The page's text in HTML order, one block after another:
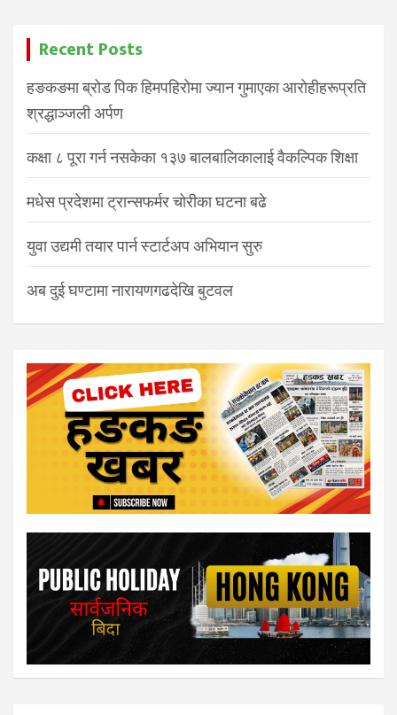
Recent Posts
हङकङमा ब्रोड पिक हिमपहिरोमा ज्यान गुमाएका आरोहीहरूप्रति
श्रद्धाञ्जली अर्पण
कक्षा ८ पूरा गर्न नसकेका १३७ बालबालिकालाई वैकल्पिक शिक्षा
मधेस प्रदेशमा ट्रान्सफर्मर चोरीका घटना बढे
युवा उद्यमी तयार पार्न स्टार्टअप अभियान सुरु
अब दुई घण्टामा नारायणगढदेखि बुटवल